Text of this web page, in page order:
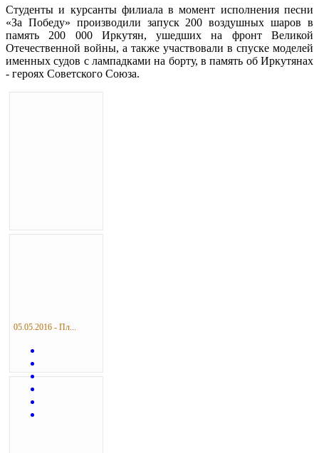
Студенты и курсанты филиала в момент исполнения песни
«За Победу» производили запуск 200 воздушных шаров в
память 200 000 Иркутян, ушедших на фронт Великой
Отечественной войны, а также участвовали в спуске моделей
именных судов с лампадками на борту, в память об Иркутянах
- героях Советского Союза.
05.05.2016 - Пл...